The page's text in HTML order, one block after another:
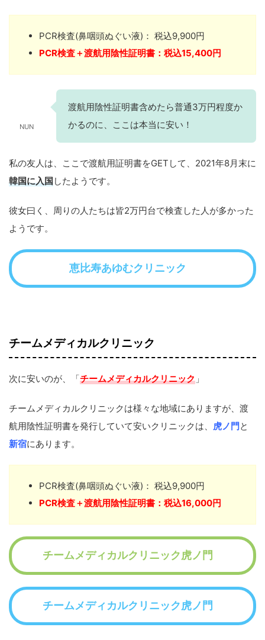
PCR検査(鼻咽頭ぬぐい液)： 税込9,900円
PCR検査＋渡航用陰性証明書：税込15,400円
NUN
渡航用陰性証明書含めたら普通3万円程度か
かるのに、ここは本当に安い！
私の友人は、ここで渡航用証明書をGETして、2021年8月末に
韓国に入国したようです。
彼女曰く、周りの人たちは皆2万円台で検査した人が多かった
ようです。
恵比寿あゆむクリニック
チームメディカルクリニック
次に安いのが、「チームメディカルクリニック 」
チームメディカルクリニックは様々な地域にありますが、渡
航用陰性証明書を発行していて安いクリニックは、
虎ノ門と
新宿にあります。
PCR検査(鼻咽頭ぬぐい液)： 税込9,900円
PCR検査＋渡航用陰性証明書：税込16,000円
チームメディカルクリニック虎ノ門
チームメディカルクリニック虎ノ門